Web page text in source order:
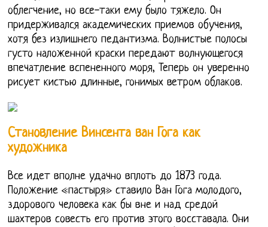
облегчение, но все-таки ему было тяжело. Он
придерживался академических приемов обучения,
хотя без излишнего педантизма. Волнистые полосы
густо наложенной краски передают волнующегося
впечатление вспененного моря, Теперь он уверенно
рисует кистью длинные, гонимых ветром облаков.
Становление Винсента ван Гога как
художника
Все идет вполне удачно вплоть до 1873 года.
Положение «пастыря» ставило Ван Гога молодого,
здорового человека как бы вне и над средой
шахтеров совесть его против этого восставала. Они